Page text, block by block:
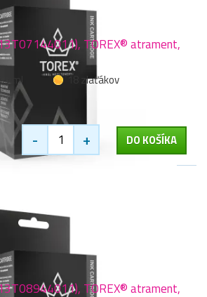
TOREX® atrament,
ml
18 zlaťákov
- + DO KOŠÍKA
TOREX® atrament,